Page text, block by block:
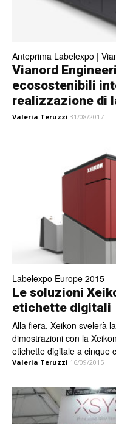
Anteprima Labelexpo |
Vianord
ecosostenibili
realizzazione di
Valeria Teruzzi 31/08/2017
Labelexpo Europe 2015
Le soluzioni
etichette digitali
Alla fiera, Xeikon svelerà
dimostrazioni con la
etichette digitale a cinque
Valeria Teruzzi 16/09/2015